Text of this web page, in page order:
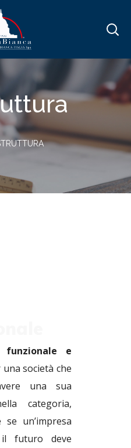
funzionale e
società che
una sua
categoria,
un’impresa
futuro deve